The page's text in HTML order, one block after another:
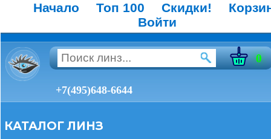
Начало Топ 100 Скидки!
Войти
0
+7(495)648-6644
КАТАЛОГ ЛИНЗ